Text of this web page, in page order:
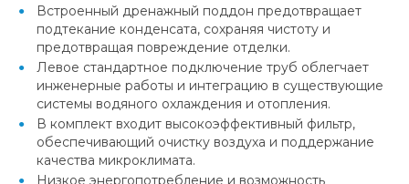
Встроенный дренажный поддон предотвращает
подтекание конденсата, сохраняя чистоту и
предотвращая повреждение отделки.
Левое стандартное подключение труб облегчает
инженерные работы и интеграцию в существующие
системы водяного охлаждения и отопления.
В комплект входит высокоэффективный фильтр,
обеспечивающий очистку воздуха и поддержание
качества микроклимата.
Низкое энергопотребление и возможность